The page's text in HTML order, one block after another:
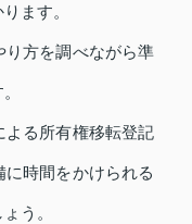
ます。
り方を調べながら準
よる所有権移転登記
時間をかけられる
う。